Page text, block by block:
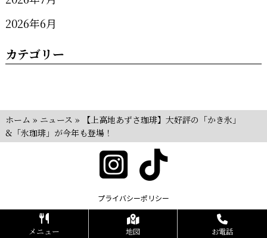
2026年6月
カテゴリー
ホーム » ニュース »
【上高地あずさ珈琲】大好評の「かき氷」
&「氷珈琲」が今年も登場！
プライバシーポリシー
Copyrights KR FOOD SERVICE All Rights Reserved.
メニュー 地図 お電話